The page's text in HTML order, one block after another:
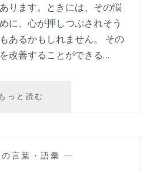
ります。ときには、その悩
に、心が押しつぶされそう
あるかもしれません。 その
改善することができる…
もっと読む
ン
言葉・語彙 —